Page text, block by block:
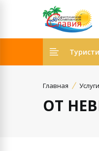
Главная Услуги
ОТ